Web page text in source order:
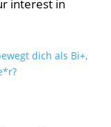
interest in